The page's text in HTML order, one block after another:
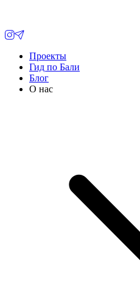
Проекты
Гид по Бали
Блог
О нас